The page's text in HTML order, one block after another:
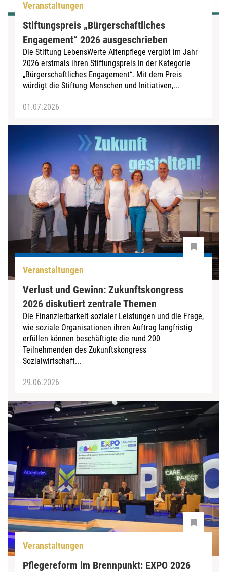
Veranstaltungen
Stiftungspreis „Bürgerschaftliches
Engagement“ 2026 ausgeschrieben
Die Stiftung LebensWerte Altenpflege vergibt im Jahr
2026 erstmals ihren Stiftungspreis in der Kategorie
„Bürgerschaftliches Engagement“. Mit dem Preis
würdigt die Stiftung Menschen und Initiativen,...
01.07.2026
Veranstaltungen
Verlust und Gewinn: Zukunftskongress
2026 diskutiert zentrale Themen
Die Finanzierbarkeit sozialer Leistungen und die Frage,
wie soziale Organisationen ihren Auftrag langfristig
erfüllen können beschäftigte die rund 200
Teilnehmenden des Zukunftskongress
Sozialwirtschaft...
29.06.2026
Veranstaltungen
Pflegereform im Brennpunkt: EXPO 2026